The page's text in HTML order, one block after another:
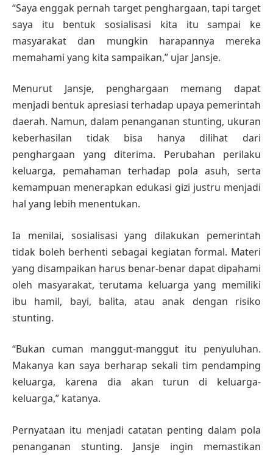
“Saya enggak pernah target penghargaan, tapi target
saya itu bentuk sosialisasi kita itu sampai ke
masyarakat dan mungkin harapannya mereka
memahami yang kita sampaikan,” ujar Jansje.
Menurut Jansje, penghargaan memang dapat
menjadi bentuk apresiasi terhadap upaya pemerintah
daerah. Namun, dalam penanganan stunting, ukuran
keberhasilan tidak bisa hanya dilihat dari
penghargaan yang diterima. Perubahan perilaku
keluarga, pemahaman terhadap pola asuh, serta
kemampuan menerapkan edukasi gizi justru menjadi
hal yang lebih menentukan.
Ia menilai, sosialisasi yang dilakukan pemerintah
tidak boleh berhenti sebagai kegiatan formal. Materi
yang disampaikan harus benar-benar dapat dipahami
oleh masyarakat, terutama keluarga yang memiliki
ibu hamil, bayi, balita, atau anak dengan risiko
stunting.
“Bukan cuman manggut-manggut itu penyuluhan.
Makanya kan saya berharap sekali tim pendamping
keluarga, karena dia akan turun di keluarga-
keluarga,” katanya.
Pernyataan itu menjadi catatan penting dalam pola
penanganan stunting. Jansje ingin memastikan